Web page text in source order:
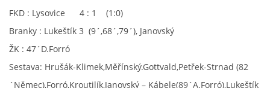
FKD A
FKD B
FKD : Lysovice 4 : 1 (1:0)
Branky : Lukeštík 3 (9´,68´,79´), Janovský
ŽK : 47´D.Forró
Sestava: Hrušák-Klimek,Měřínský.Gottvald,Petřek-Strnad (82
´Němec),Forró,Kroutilík,Janovský – Kábele(89´A.Forró),Lukeštík